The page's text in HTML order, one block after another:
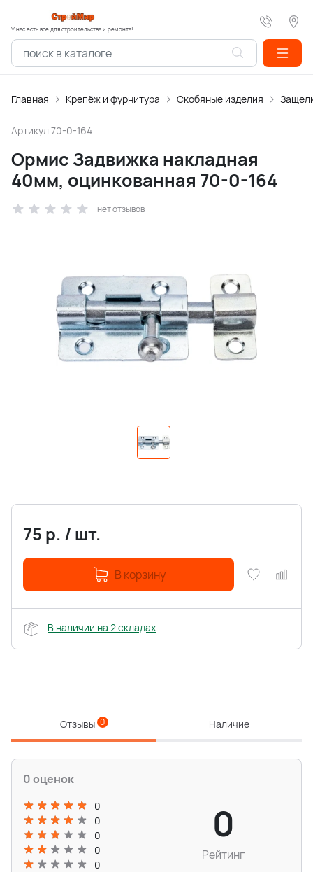
У нас есть все для строительства и ремонта!
Главная Крепёж и фурнитура Скобяные изделия
Артикул 70-0-164
Ормис Задвижка накладная
40мм, оцинкованная 70-0-164
нет отзывов
75 р. / шт.
В корзину
В наличии на 2 складах
Отзывы 0 Наличие
0 оценок
0
0
0
0
0
0
Рейтинг